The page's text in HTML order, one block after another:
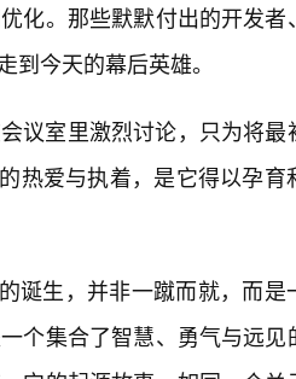
化。那些默默付出的开发者
到今天的幕后英雄。
议室里激烈讨论，只为将最
热爱与执着，是它得以孕
诞生，并非一蹴而就，而是
个集合了智慧、勇气与远